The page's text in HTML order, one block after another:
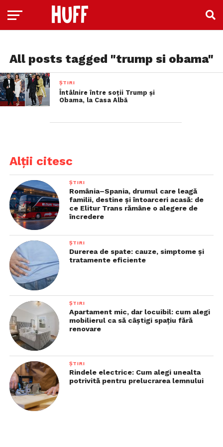
All posts tagged "trump si obama"
ȘTIRI
Întâlnire între soții Trump și
Obama, la Casa Albă
Alții citesc
ȘTIRI
România–Spania, drumul care leagă
familii, destine și întoarceri acasă: de
ce Elitur Trans rămâne o alegere de
încredere
ȘTIRI
Durerea de spate: cauze, simptome și
tratamente eficiente
ȘTIRI
Apartament mic, dar locuibil: cum alegi
mobilierul ca să câștigi spațiu fără
renovare
ȘTIRI
Rindele electrice: Cum alegi unealta
potrivită pentru prelucrarea lemnului